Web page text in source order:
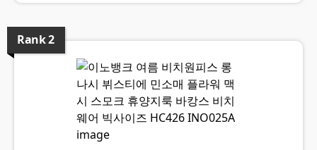
Rank2